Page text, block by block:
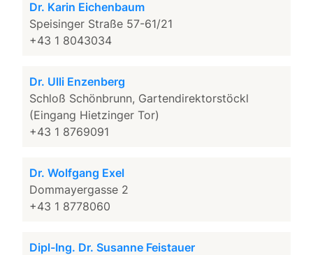
Dr. Karin Eichenbaum
Speisinger Straße 57-61/21
+43 1 8043034
Dr. Ulli Enzenberg
Schloß Schönbrunn, Gartendirektorstöckl
(Eingang Hietzinger Tor)
+43 1 8769091
Dr. Wolfgang Exel
Dommayergasse 2
+43 1 8778060
Dipl-Ing. Dr. Susanne Feistauer